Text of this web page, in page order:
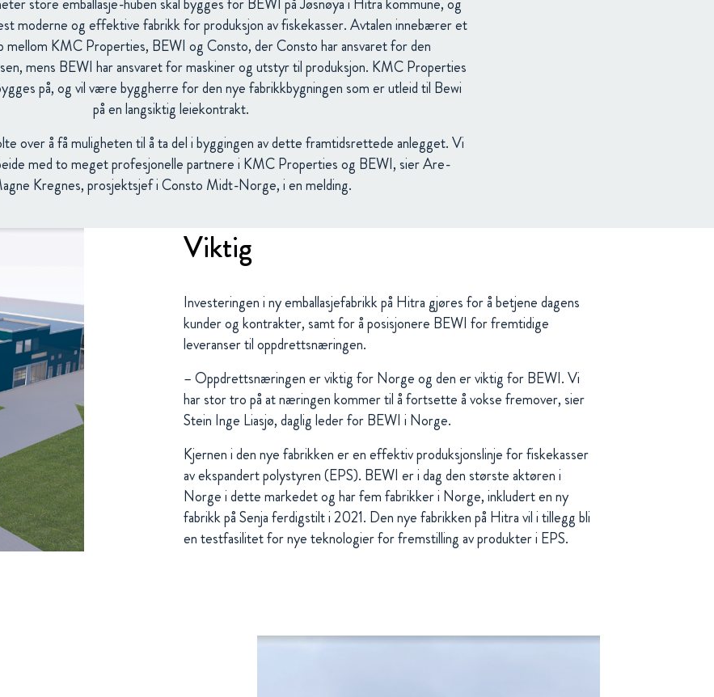
moderne og effektive fabrikk for produksjon av fiskekasser. Avtalen innebærer et
mellom KMC Properties, BEWI og Consto, der Consto har ansvaret for den
mens BEWI har ansvaret for maskiner og utstyr til produksjon. KMC Properties
på, og vil være byggherre for den nye fabrikkbygningen som er utleid til Bewi
på en langsiktig leiekontrakt.
over å få muligheten til å ta del i byggingen av dette framtidsrettede anlegget. Vi
med to meget profesjonelle partnere i KMC Properties og BEWI, sier Are-
Kregnes, prosjektsjef i Consto Midt-Norge, i en melding.
Viktig
Investeringen i ny emballasjefabrikk på Hitra gjøres for å betjene dagens
kunder og kontrakter, samt for å posisjonere BEWI for fremtidige
leveranser til oppdrettsnæringen.
– Oppdrettsnæringen er viktig for Norge og den er viktig for BEWI. Vi
har stor tro på at næringen kommer til å fortsette å vokse fremover, sier
Stein Inge Liasjø, daglig leder for BEWI i Norge.
Kjernen i den nye fabrikken er en effektiv produksjonslinje for fiskekasser
av ekspandert polystyren (EPS). BEWI er i dag den største aktøren i
Norge i dette markedet og har fem fabrikker i Norge, inkludert en ny
fabrikk på Senja ferdigstilt i 2021. Den nye fabrikken på Hitra vil i tillegg bli
en testfasilitet for nye teknologier for fremstilling av produkter i EPS.